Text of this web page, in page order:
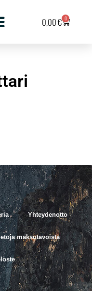
0,00€ 0
Yhteydenotto
maksutavoista